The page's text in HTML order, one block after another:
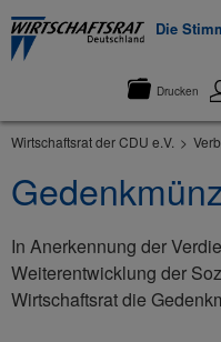
Die
Drucken
Wirtschaftsrat der CDU e.V.
In Anerkennung der
Weiterentwicklung der
Wirtschaftsrat die